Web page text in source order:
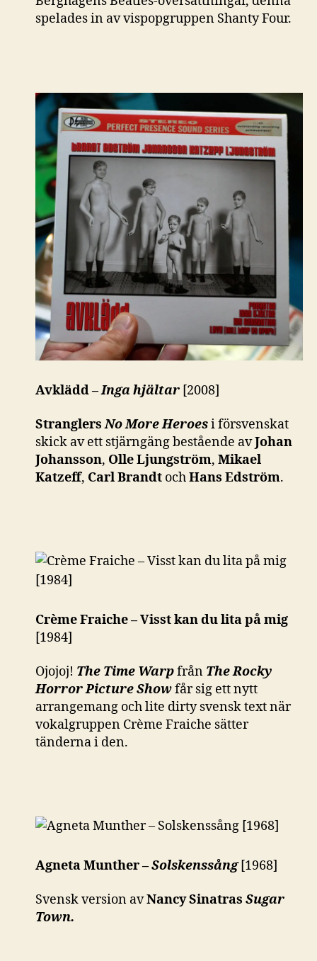
spelades in av vispopgruppen Shanty Four.
Avklädd –Inga hjältar [2008]
StranglersNo More Heroesi försvenskat
skick av ett stjärngäng bestående avJohan
Johansson, Olle Ljungström, Mikael
Katzeff, Carl Brandt ochHans Edström.
Crème Fraiche – Visst kan du lita på mig
[1984]
Ojojoj! The Time Warpfrån The Rocky
Horror Picture Showfår sig ett nytt
arrangemang och lite dirty svensk text när
vokalgruppen Crème Fraiche sätter
tänderna i den.
Agneta Munther –Solskenssång [1968]
Svensk version avNancy Sinatras Sugar
Town.